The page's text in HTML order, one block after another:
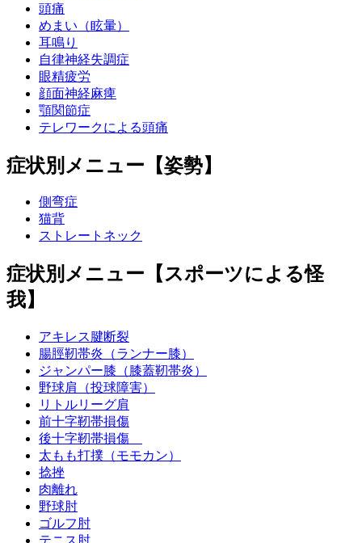
頭痛
めまい（眩暈）
耳鳴り
自律神経失調症
眼精疲労
顔面神経麻痺
顎関節症
テレワークによる頭痛
症状別メニュー【姿勢】
側弯症
猫背
ストレートネック
症状別メニュー【スポーツによる怪
我】
アキレス腱断裂
腸脛靭帯炎（ランナー膝）
ジャンパー膝（膝蓋靭帯炎）
野球肩（投球障害）
リトルリーグ肩
前十字靭帯損傷
後十字靭帯損傷
太もも打撲（モモカン）
捻挫
肉離れ
野球肘
ゴルフ肘